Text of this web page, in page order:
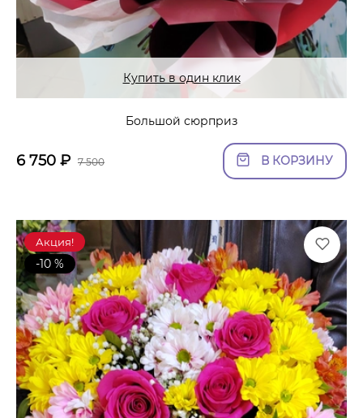
Купить в один клик
Большой сюрприз
6 750 ₽ 7 500 В КОРЗИНУ
Акция!
-10 %